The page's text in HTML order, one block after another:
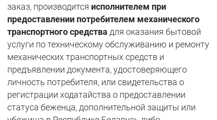
заказ, производится исполнителем при
предоставлении потребителем механического
транспортного средства для оказания бытовой
услуги по техническому обслуживанию и ремонту
механических транспортных средств и
предъявлении документа, удостоверяющего
личность потребителя, или свидетельства о
регистрации ходатайства о предоставлении
статуса беженца, дополнительной защиты или